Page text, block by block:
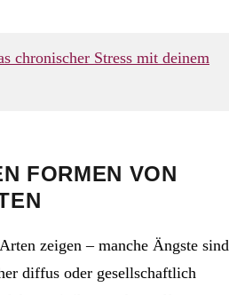
chronischer Stress mit deinem
FORMEN VON
zeigen – manche Ängste sind
diffus oder gesellschaftlich